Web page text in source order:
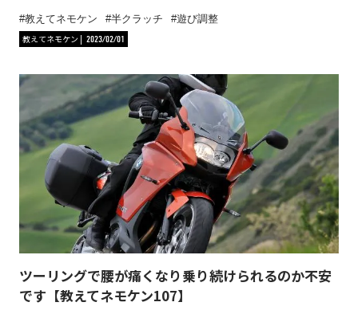
教えてネモケン 半クラッチ
遊び調整
教えてネモケン
2023/02/01
ツーリングで腰が痛くなり乗り続けられるのか不安
です【教えてネモケン107】